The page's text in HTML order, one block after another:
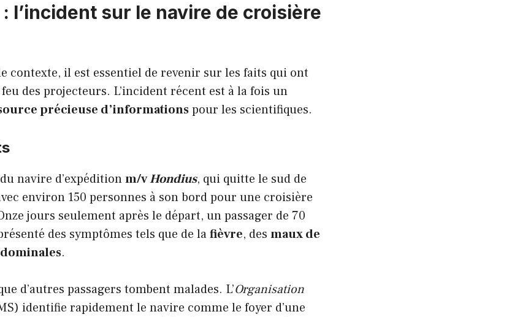
: l’incident sur le navire de croisière
contexte, il est essentiel de revenir sur les faits qui ont
des projecteurs. L’incident récent est à la fois un
précieuse d’informationspour les scientifiques.
navire d’expéditionm/vHondius, qui quitte le sud de
environ 150 personnes à son bord pour une croisière
jours seulement après le départ, un passager de 70
des symptômes tels que de lafièvre, des maux de
.
d’autres passagers tombent malades. L’Organisation
identifie rapidement le navire comme le foyer d’une